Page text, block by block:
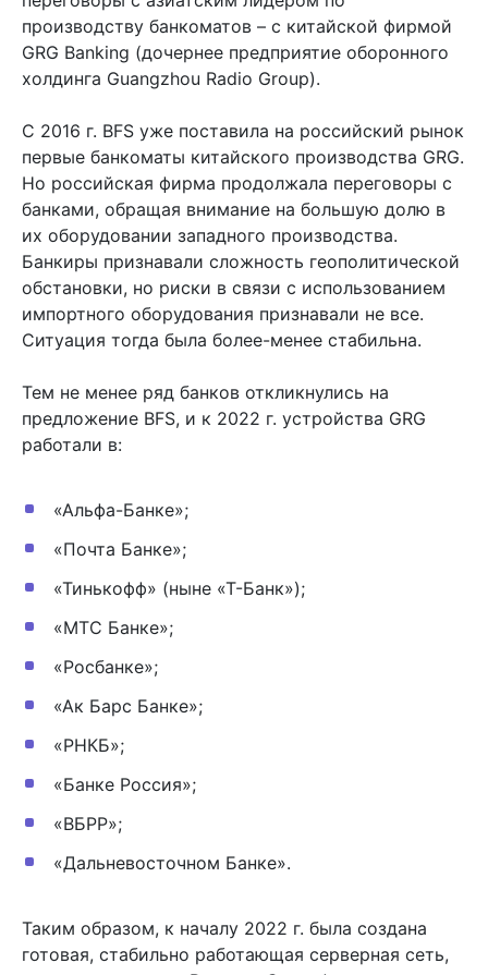
производству банкоматов – с китайской фирмой
GRG Banking (дочернее предприятие оборонного
холдинга Guangzhou Radio Group).
С 2016 г. BFS уже поставила на российский рынок
первые банкоматы китайского производства GRG.
Но российская фирма продолжала переговоры с
банками, обращая внимание на большую долю в
их оборудовании западного производства.
Банкиры признавали сложность геополитической
обстановки, но риски в связи с использованием
импортного оборудования признавали не все.
Ситуация тогда была более-менее стабильна.
Тем не менее ряд банков откликнулись на
предложение BFS, и к 2022 г. устройства GRG
работали в:
«Альфа-Банке»;
«Почта Банке»;
«Тинькофф» (ныне «Т-Банк»);
«МТС Банке»;
«Росбанке»;
«Ак Барс Банке»;
«РНКБ»;
«Банке Россия»;
«ВБРР»;
«Дальневосточном Банке».
Таким образом, к началу 2022 г. была создана
готовая, стабильно работающая серверная сеть,